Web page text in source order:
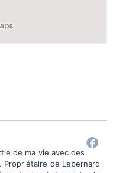
de ma vie avec des
Propriétaire de Lebernard